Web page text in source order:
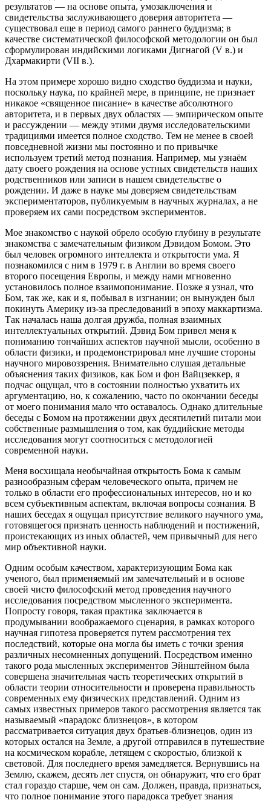
результатов — на основе опыта, умозаключения и
свидетельства заслуживающего доверия авторитета —
существовал еще в период самого раннего буддизма; в
качестве систематической философской методологии он был
сформулирован индийскими логиками Дигнагой (V в.) и
Дхармакирти (VII в.).
На этом примере хорошо видно сходство буддизма и науки,
поскольку наука, по крайней мере, в принципе, не признает
никакое «священное писание» в качестве абсолютного
авторитета, и в первых двух областях — эмпирическом опыте
и рассуждении — между этими двумя исследовательскими
традициями имеется полное сходство. Тем не менее в своей
повседневной жизни мы постоянно и по привычке
используем третий метод познания. Например, мы узнаём
дату своего рождения на основе устных свидетельств наших
родственников или записи в нашем свидетельстве о
рождении. И даже в науке мы доверяем свидетельствам
экспериментаторов, публикуемым в научных журналах, а не
проверяем их сами посредством экспериментов.
Мое знакомство с наукой обрело особую глубину в результате
знакомства с замечательным физиком Дэвидом Бомом. Это
был человек огромного интеллекта и открытости ума. Я
познакомился с ним в 1979 г. в Англии во время своего
второго посещения Европы, и между нами мгновенно
установилось полное взаимопонимание. Позже я узнал, что
Бом, так же, как и я, побывал в изгнании; он вынужден был
покинуть Америку из-за преследований в эпоху маккартизма.
Так началась наша долгая дружба, полная взаимных
интеллектуальных открытий. Дэвид Бом привел меня к
пониманию тончайших аспектов научной мысли, особенно в
области физики, и продемонстрировал мне лучшие стороны
научного мировоззрения. Внимательно слушая детальные
объяснения таких физиков, как Бом и фон Вайцзеккер, я
подчас ощущал, что в состоянии полностью ухватить их
аргументацию, но, к сожалению, часто по окончании беседы
от моего понимания мало что оставалось. Однако длительные
беседы с Бомом на протяжении двух десятилетий питали мои
собственные размышления о том, как буддийские методы
исследования могут соотноситься с методологией
современной науки.
Меня восхищала необычайная открытость Бома к самым
разнообразным сферам человеческого опыта, причем не
только в области его профессиональных интересов, но и ко
всем субъективным аспектам, включая вопросы сознания. В
наших беседах я ощущал присутствие великого научного ума,
готовящегося признать ценность наблюдений и постижений,
проистекающих из иных областей, чем привычный для него
мир объективной науки.
Одним особым качеством, характеризующим Бома как
ученого, был применяемый им замечательный и в основе
своей чисто философский метод проведения научного
исследования посредством мысленного эксперимента.
Попросту говоря, такая практика заключается в
продумывании воображаемого сценария, в рамках которого
научная гипотеза проверяется путем рассмотрения тех
последствий, которые она могла бы иметь с точки зрения
различных несомненных допущений. Посредством именно
такого рода мысленных экспериментов Эйнштейном была
совершена значительная часть теоретических открытий в
области теории относительности и проверена правильность
современных ему физических представлений. Одним из
самых известных примеров такого рассмотрения является так
называемый «парадокс близнецов», в котором
рассматривается ситуация двух братьев-близнецов, один из
которых остался на Земле, а другой отправился в путешествие
на космическом корабле, летящем с скоростью, близкой к
световой. Для последнего время замедляется. Вернувшись на
Землю, скажем, десять лет спустя, он обнаружит, что его брат
стал гораздо старше, чем он сам. Должен, правда, признаться,
что полное понимание этого парадокса требует знания